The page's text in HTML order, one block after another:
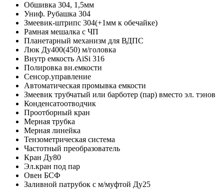
Обшивка 304, 1,5мм
Униф. Рубашка 304
Змеевик-штрипс 304(+1мм к обечайке)
Рамная мешалка с ЧП
Планетарный механизм для ВДПС
Люк Ду400(450) м/головка
Внутр емкость AiSi 316
Полировка вн.емкости
Сенсор.управление
Автоматическая промывка емкости
Змеевик трубчатый или барботер (пар) вместо эл. тэнов
Конденсатоотводчик
Проотборный кран
Мерная трубка
Мерная линейка
Тензометрическая система
Частотный преобразователь
Кран Ду80
Эл.кран под пар
Овен БСФ
Заливной патрубок с м/муфтой Ду25